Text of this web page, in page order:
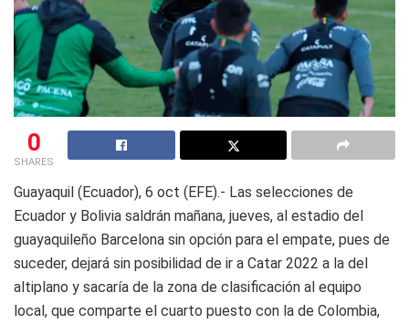
0
SHARES
Guayaquil (Ecuador), 6 oct (EFE).- Las selecciones de
Ecuador y Bolivia saldrán mañana, jueves, al estadio del
guayaquileño Barcelona sin opción para el empate, pues de
suceder, dejará sin posibilidad de ir a Catar 2022 a la del
altiplano y sacaría de la zona de clasificación al equipo
local, que comparte el cuarto puesto con la de Colombia,